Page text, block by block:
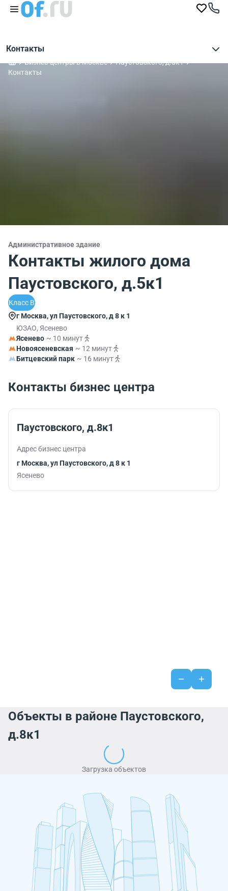
Контакты
Бизнес-центры в Москве
Паустовского, д.8к1
Контакты
Административное здание
Контакты жилого дома
Паустовского, д.5к1
Класс B
г Москва, ул Паустовского, д 8 к 1
ЮЗАО, Ясенево
Ясенево ~ 10 минут
Новоясеневская ~ 12 минут
Битцевский парк ~ 16 минут
Контакты бизнес центра
Паустовского, д.8к1
Адрес бизнес центра
г Москва, ул Паустовского, д 8 к 1
Ясенево
Объекты в районе Паустовского,
д.8к1
Загрузка объектов